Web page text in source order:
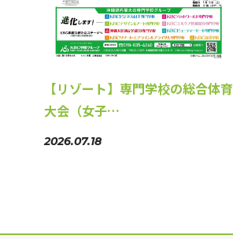
【リゾート】専門学校の総合体育
大会（女子…
2026.07.18